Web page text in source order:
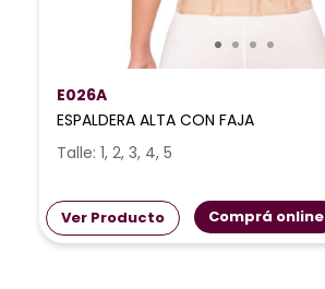
E026A
ESPALDERA ALTA CON FAJA
Talle: 1, 2, 3, 4, 5
Ver Producto Comprá online